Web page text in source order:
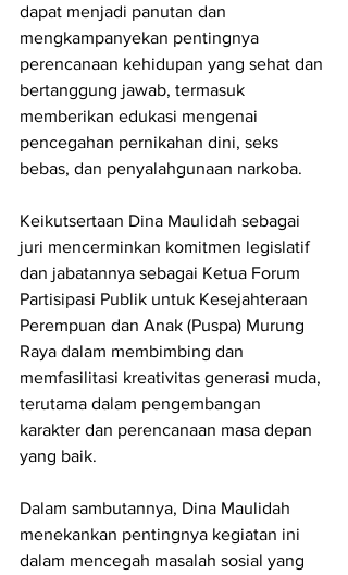
dapat menjadi panutan dan
mengkampanyekan pentingnya
perencanaan kehidupan yang sehat dan
bertanggung jawab, termasuk
memberikan edukasi mengenai
pencegahan pernikahan dini, seks
bebas, dan penyalahgunaan narkoba.
Keikutsertaan Dina Maulidah sebagai
juri mencerminkan komitmen legislatif
dan jabatannya sebagai Ketua Forum
Partisipasi Publik untuk Kesejahteraan
Perempuan dan Anak (Puspa) Murung
Raya dalam membimbing dan
memfasilitasi kreativitas generasi muda,
terutama dalam pengembangan
karakter dan perencanaan masa depan
yang baik.
Dalam sambutannya, Dina Maulidah
menekankan pentingnya kegiatan ini
dalam mencegah masalah sosial yang